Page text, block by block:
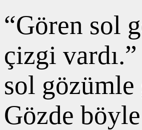
“Gören sol
çizgi
sol
Gözde